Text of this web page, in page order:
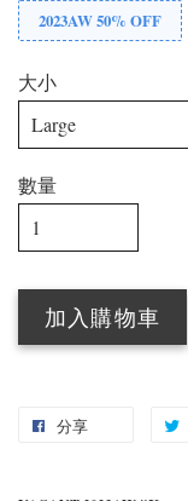
2023AW 50% OFF
大小
數量
加入購物車
分享